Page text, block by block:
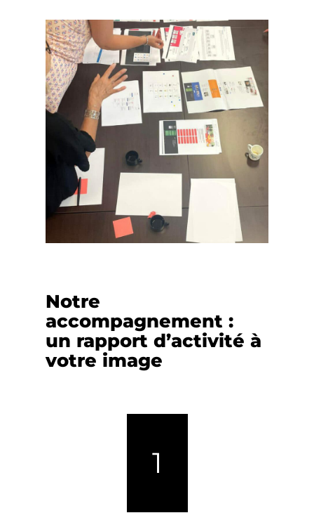
Notre
accompagnement :
un rapport d’activité à
votre image
1